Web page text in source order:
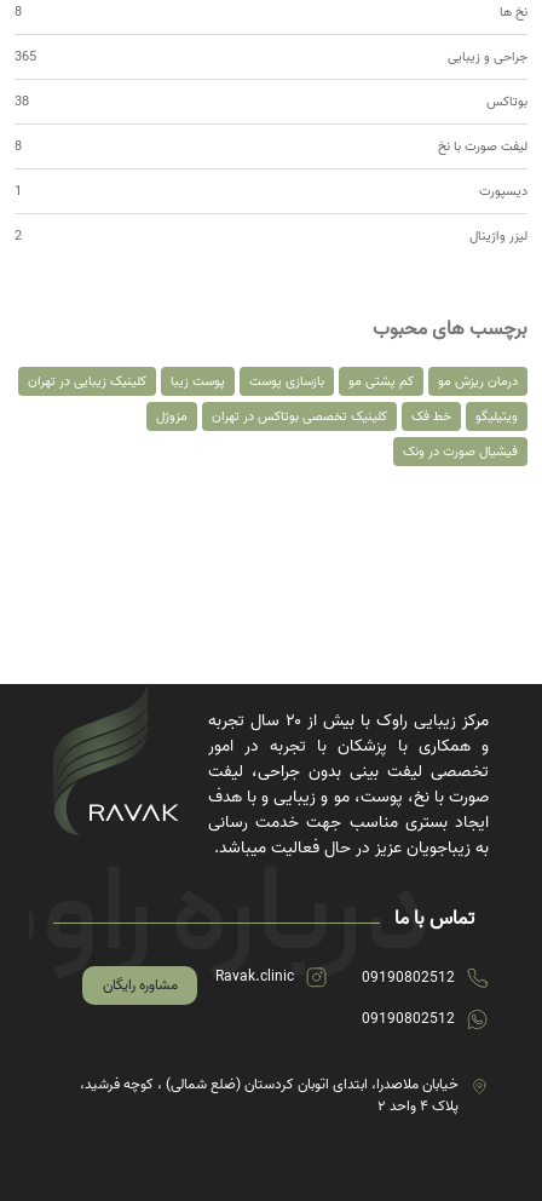
نخ ها 8
جراحی و زیبایی 365
بوتاکس 38
لیفت صورت با نخ 8
دیسپورت 1
لیزر واژینال 2
برچسب های محبوب
درمان ریزش مو کم پشتی مو بازسازی پوست پوست زیبا
کلینیک زیبایی در تهران
ویتیلیگو
خط فک کلینیک تخصصی بوتاکس در تهران
مزوژل
فیشیال صورت در ونک
مرکز زیبایی راوک با بیش از ۲۰ سال تجربه
و همکاری با پزشکان با تجربه در امور
تخصصی لیفت بینی بدون جراحی، لیفت
صورت با نخ، پوست، مو و زیبایی و با هدف
ایجاد بستری مناسب جهت خدمت رسانی
به زیباجویان عزیز در حال فعالیت میباشد.
تماس با ما
09190802512
09190802512
Ravak.clinic مشاوره رایگان
خیابان ملاصدرا، ابتدای اتوبان کردستان (ضلع شمالی) ، کوچه فرشید،
پلاک ۴ واحد ۲